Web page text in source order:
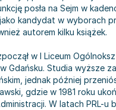
naklejania
księgowość, bankowość
dzienniki i listy
- książki
klasy liceum i technikum
klasy liceum i technikum
4 liceum i technikum
zawodowej
klasy szkoły zawodowej
i podróże
- Polska
- Świat
posła na Sejm w
jako kandydat w wyborach
autorem kilku książek.
w I Liceum
Gdańsku. Studia wyższe
jednak później
gdzie w 1981 roku
W latach PRL-u